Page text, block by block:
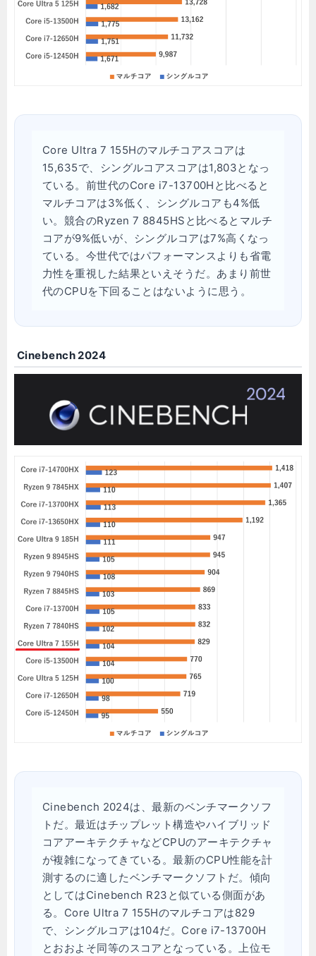
Core Ultra 7 155Hのマルチコアスコアは
15,635で、シングルコアスコアは1,803となっ
ている。前世代のCore i7-13700Hと比べると
マルチコアは3%低く、シングルコアも4%低
い。競合のRyzen 7 8845HSと比べるとマルチ
コアが9%低いが、シングルコアは7%高くなっ
ている。今世代ではパフォーマンスよりも省電
力性を重視した結果といえそうだ。あまり前世
代のCPUを下回ることはないように思う。
Cinebench 2024
Cinebench 2024は、最新のベンチマークソフ
トだ。最近はチップレット構造やハイブリッド
コアアーキテクチャなどCPUのアーキテクチャ
が複雑になってきている。最新のCPU性能を計
測するのに適したベンチマークソフトだ。傾向
としてはCinebench R23と似ている側面があ
る。Core Ultra 7 155Hのマルチコアは829
で、シングルコアは104だ。Core i7-13700H
とおおよそ同等のスコアとなっている。上位モ